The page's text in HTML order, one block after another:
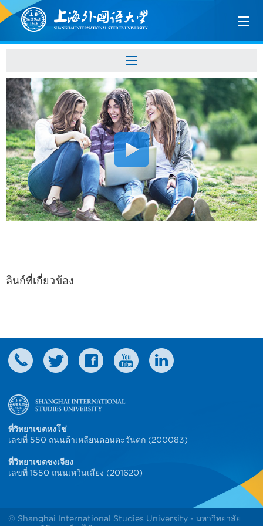
ลินก์ที่เกี่ยวข้อง
ที่วิทยาเขตหงโข่
เลขที่ 550 ถนนต้าเหลียนตอนตะวันตก (200083)
ที่วิทยาเขตซงเจียง
เลขที่ 1550 ถนนเหวินเสียง (201620)
© Shanghai International Studies University - มหาวิทยาลัย